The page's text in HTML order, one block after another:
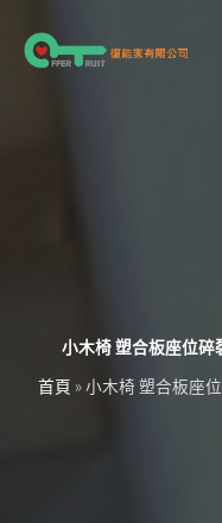
小木椅 塑合板座位碎
首頁 » 小木椅 塑合板座